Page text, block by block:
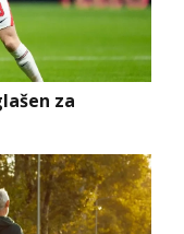
za